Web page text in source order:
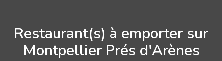
Restaurant(s) à emporter sur
Montpellier Prés d'Arènes